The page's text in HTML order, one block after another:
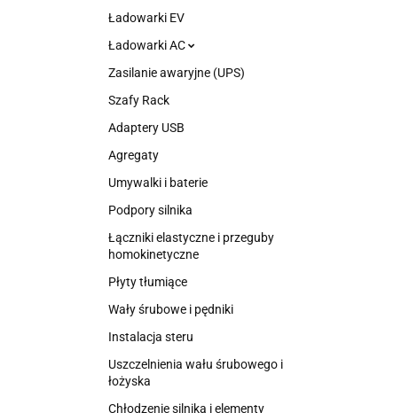
Ładowarki EV
Ładowarki AC
Zasilanie awaryjne (UPS)
Szafy Rack
Adaptery USB
Agregaty
Umywalki i baterie
Podpory silnika
Łączniki elastyczne i przeguby
homokinetyczne
Płyty tłumiące
Wały śrubowe i pędniki
Instalacja steru
Uszczelnienia wału śrubowego i
łożyska
Chłodzenie silnika i elementy